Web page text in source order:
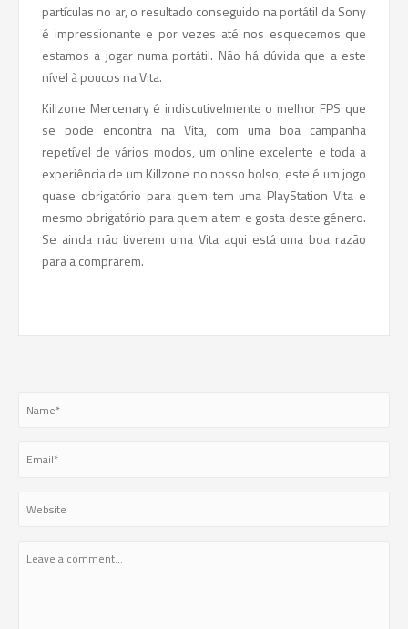
partículas no ar, o resultado conseguido na portátil da Sony
é impressionante e por vezes até nos esquecemos que
estamos a jogar numa portátil. Não há dúvida que a este
nível à poucos na Vita.
Killzone Mercenary é indiscutivelmente o melhor FPS que
se pode encontra na Vita, com uma boa campanha
repetível de vários modos, um online excelente e toda a
experiência de um Killzone no nosso bolso, este é um jogo
quase obrigatório para quem tem uma PlayStation Vita e
mesmo obrigatório para quem a tem e gosta deste género.
Se ainda não tiverem uma Vita aqui está uma boa razão
para a comprarem.